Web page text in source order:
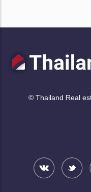
© Thailand Real